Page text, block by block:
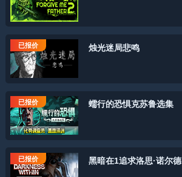
已报价 烛光迷局悲鸣
已报价 蠕行的恐惧克苏鲁选集
已报价 黑暗在1追求洛思·诺尔德